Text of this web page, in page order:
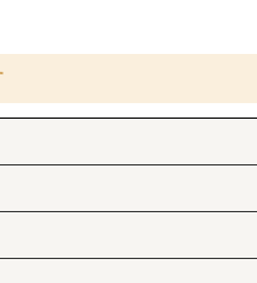
ベリ
・ウエストマン